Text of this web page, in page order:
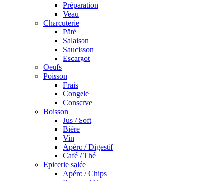
Préparation
Veau
Charcuterie
Pâté
Salaison
Saucisson
Escargot
Oeufs
Poisson
Frais
Congelé
Conserve
Boisson
Jus / Soft
Bière
Vin
Apéro / Digestif
Café / Thé
Epicerie salée
Apéro / Chips